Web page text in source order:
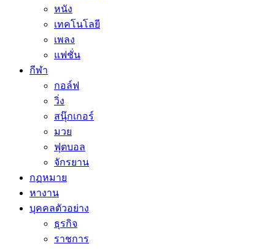
หนัง
เทคโนโลยี
เพลง
แฟชั่น
กีฬา
กอล์ฟ
วิ่ง
สนุ๊กเกอร์
มวย
ฟุตบอล
จักรยาน
กฏหมาย
หางาน
บุคคลตัวอย่าง
ธุรกิจ
ราชการ